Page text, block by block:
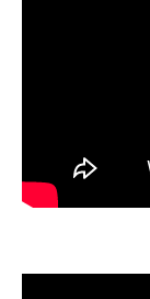
いぜ
笑え